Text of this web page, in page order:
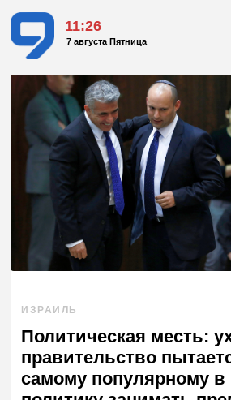
11:26
7 августа Пятница
ИЗРАИЛЬ
Политическая месть:
правительство
самому популярному в